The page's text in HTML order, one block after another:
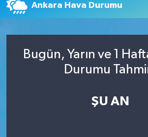
Ankara Hava Durumu
Bugün, Yarın ve 1
Durumu
ŞU AN
Gündem
Tokat Namaz Vakitleri
Süper Lig Puan Durumu ve